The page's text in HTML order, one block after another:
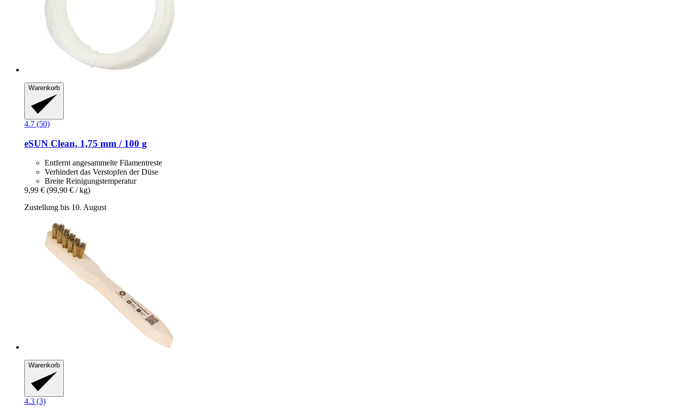
Warenkorb
4.7 (50)
eSUN Clean, 1,75 mm / 100 g
Entfernt angesammelte Filamentreste
Verhindert das Verstopfen der Düse
Breite Reinigungstemperatur
9,99 € (99,90 € / kg)
Zustellung bis 10. August
Warenkorb
4.3 (3)